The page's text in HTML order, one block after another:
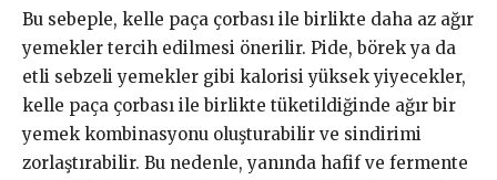
Bu sebeple, kelle paça çorbası ile birlikte daha az ağır
yemekler tercih edilmesi önerilir. Pide, börek ya da
etli sebzeli yemekler gibi kalorisi yüksek yiyecekler,
kelle paça çorbası ile birlikte tüketildiğinde ağır bir
yemek kombinasyonu oluşturabilir ve sindirimi
zorlaştırabilir. Bu nedenle, yanında hafif ve fermente